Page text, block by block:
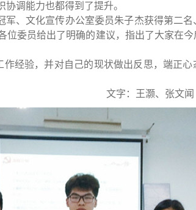
协调能力也都得到了提升。
军、文化宣传办公室委员朱子杰获得第二
位委员给出了明确的建议 ，指出了大家在
作经验，并对自己的现状做出反思，端正心
文字：
王灏、张文闻